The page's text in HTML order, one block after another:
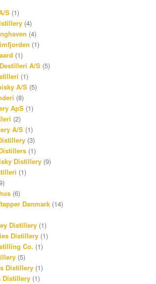
S(1)
(4)
(4)
(1)
(1)
A/S(5)
(1)
A/S(5)
(8)
ApS(1)
(2)
A/S(1)
(3)
(1)
Distillery(9)
(1)
(6)
Danmark(14)
Distillery(1)
Distillery(1)
Co. (1)
(5)
Distillery(1)
Distillery(1)